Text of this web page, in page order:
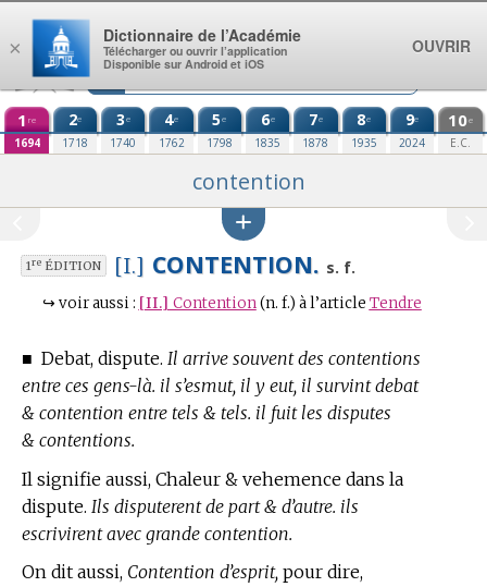
Aller au contenu
1 re
1694
2e
1718
3e
1740
4e
1762
5e
1798
6e
1835
7e
1878
8e
1935
9e
2024
10e
E.C.
contention
1reÉDITION [I.] CONTENTION. s. f.
↪ voir aussi : [II.] Contention (n. f.) à l’article Tendre
■ Debat, dispute. Il arrive souvent des contentions
entre ces gens-là. il s’esmut, il y eut, il survint debat
& contention entre tels & tels. il fuit les disputes
& contentions.
Il signifie aussi, Chaleur & vehemence dans la
dispute. Ils disputerent de part & d’autre. ils
escrivirent avec grande contention.
On dit aussi, Contention d’esprit, pour dire,
×
Dictionnaire de l’Académie
Télécharger ou ouvrir l’application
Disponible sur Android et iOS
OUVRIR